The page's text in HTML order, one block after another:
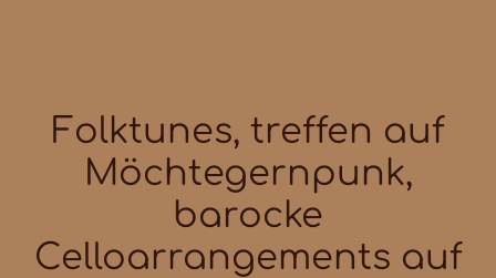
Folktunes, treffen auf
Möchtegernpunk,
barocke
Celloarrangements auf